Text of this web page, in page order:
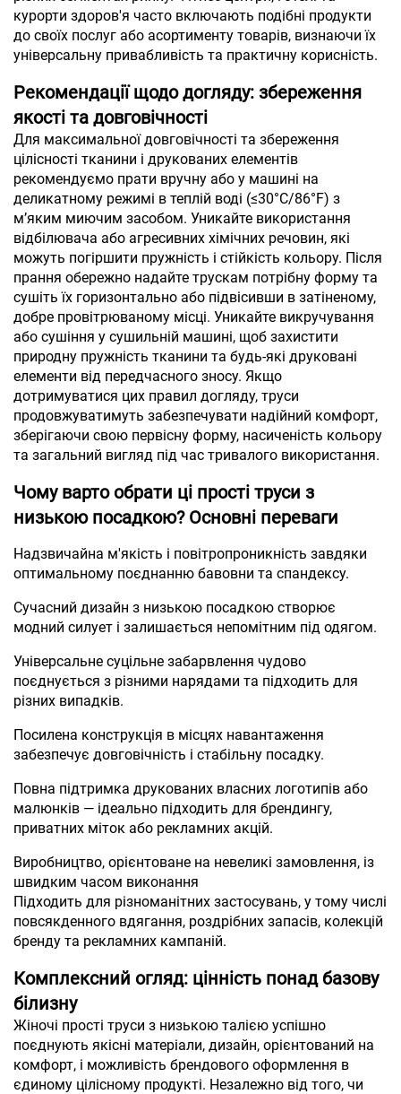
курорти здоров'я часто включають подібні продукти
до своїх послуг або асортименту товарів, визнаючи їх
універсальну привабливість та практичну корисність.
Рекомендації щодо догляду: збереження
якості та довговічності
Для максимальної довговічності та збереження
цілісності тканини і друкованих елементів
рекомендуємо прати вручну або у машині на
деликатному режимі в теплій воді (≤30°C/86°F) з
м’яким миючим засобом. Уникайте використання
відбілювача або агресивних хімічних речовин, які
можуть погіршити пружність і стійкість кольору. Після
прання обережно надайте трускам потрібну форму та
сушіть їх горизонтально або підвісивши в затіненому,
добре провітрюваному місці. Уникайте викручування
або сушіння у сушильній машині, щоб захистити
природну пружність тканини та будь-які друковані
елементи від передчасного зносу. Якщо
дотримуватися цих правил догляду, труси
продовжуватимуть забезпечувати надійний комфорт,
зберігаючи свою первісну форму, насиченість кольору
та загальний вигляд під час тривалого використання.
Чому варто обрати ці прості труси з
низькою посадкою? Основні переваги
Надзвичайна м'якість і повітропроникність завдяки
оптимальному поєднанню бавовни та спандексу.
Сучасний дизайн з низькою посадкою створює
модний силует і залишається непомітним під одягом.
Універсальне суцільне забарвлення чудово
поєднується з різними нарядами та підходить для
різних випадків.
Посилена конструкція в місцях навантаження
забезпечує довговічність і стабільну посадку.
Повна підтримка друкованих власних логотипів або
малюнків — ідеально підходить для брендингу,
приватних міток або рекламних акцій.
Виробництво, орієнтоване на невеликі замовлення, із
швидким часом виконання
Підходить для різноманітних застосувань, у тому числі
повсякденного вдягання, роздрібних запасів, колекцій
бренду та рекламних кампаній.
Комплексний огляд: цінність понад базову
білизну
Жіночі прості труси з низькою талією успішно
поєднують якісні матеріали, дизайн, орієнтований на
комфорт, і можливість брендового оформлення в
єдиному цілісному продукті. Незалежно від того, чи